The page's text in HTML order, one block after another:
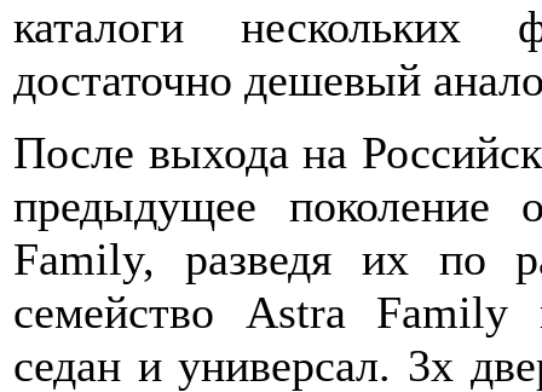
каталоги
достаточно дешевый
После выхода на
предыдущее поколение
Family, разведя их по
семейство Astra
седан и универсал. 3х